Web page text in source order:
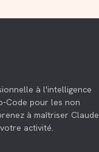
à l'intelligence
Code pour les non
à maîtriser Claude
activité.